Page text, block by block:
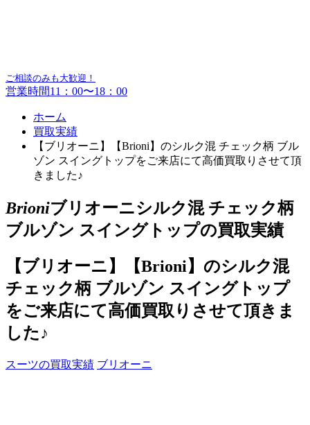
ご相談のみも大歓迎！
営業時間11：00〜18：00
ホーム
買取実績
【ブリオーニ】【Brioni】のシルク混 チェック柄 ブル
ゾン スイングトップをご来店にて高価買取りさせて頂
きました♪
Brioniブリオーニシルク混 チェック柄
ブルゾン スイングトップの買取実績
【ブリオーニ】【Brioni】のシルク混
チェック柄 ブルゾン スイングトップ
をご来店にて高価買取りさせて頂きま
した♪
スーツの買取実績 ブリオーニ